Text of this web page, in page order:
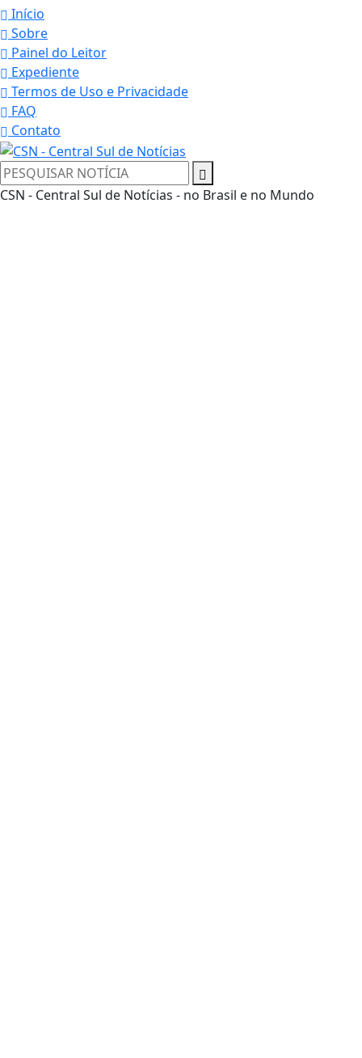
Início
Sobre
Painel do Leitor
Expediente
Termos de Uso e Privacidade
FAQ
Contato
CSN - Central Sul de Notícias - no Brasil e no Mundo